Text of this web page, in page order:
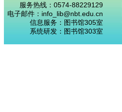
服务热线：0574-88229129
电子邮件：info_lib@nbt.edu.cn
信息服务：图书馆305室
系统研发：图书馆303室